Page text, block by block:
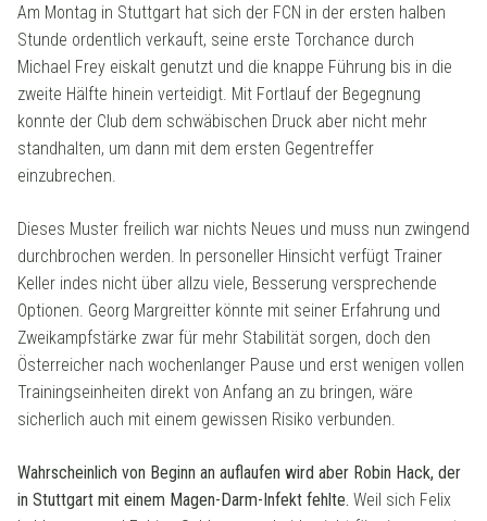
Am Montag in Stuttgart hat sich der FCN in der ersten halben
Stunde ordentlich verkauft, seine erste Torchance durch
Michael Frey eiskalt genutzt und die knappe Führung bis in die
zweite Hälfte hinein verteidigt. Mit Fortlauf der Begegnung
konnte der Club dem schwäbischen Druck aber nicht mehr
standhalten, um dann mit dem ersten Gegentreffer
einzubrechen.
Dieses Muster freilich war nichts Neues und muss nun zwingend
durchbrochen werden. In personeller Hinsicht verfügt Trainer
Keller indes nicht über allzu viele, Besserung versprechende
Optionen. Georg Margreitter könnte mit seiner Erfahrung und
Zweikampfstärke zwar für mehr Stabilität sorgen, doch den
Österreicher nach wochenlanger Pause und erst wenigen vollen
Trainingseinheiten direkt von Anfang an zu bringen, wäre
sicherlich auch mit einem gewissen Risiko verbunden.
Wahrscheinlich von Beginn an auflaufen wird aber Robin Hack, der
in Stuttgart mit einem Magen-Darm-Infekt fehlte. Weil sich Felix